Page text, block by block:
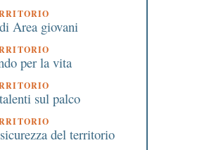
Area giovani
per la vita
sul palco
del territorio